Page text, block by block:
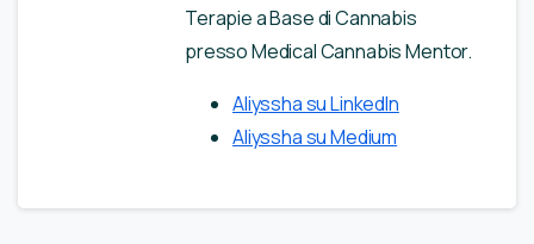
Terapie a Base di Cannabis
presso Medical Cannabis Mentor.
Aliyssha su LinkedIn
Aliyssha su Medium